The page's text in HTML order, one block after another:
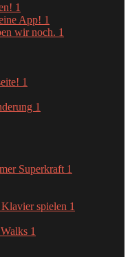
1
App! 1
wir noch. 1
1
1
Superkraft 1
spielen 1
1